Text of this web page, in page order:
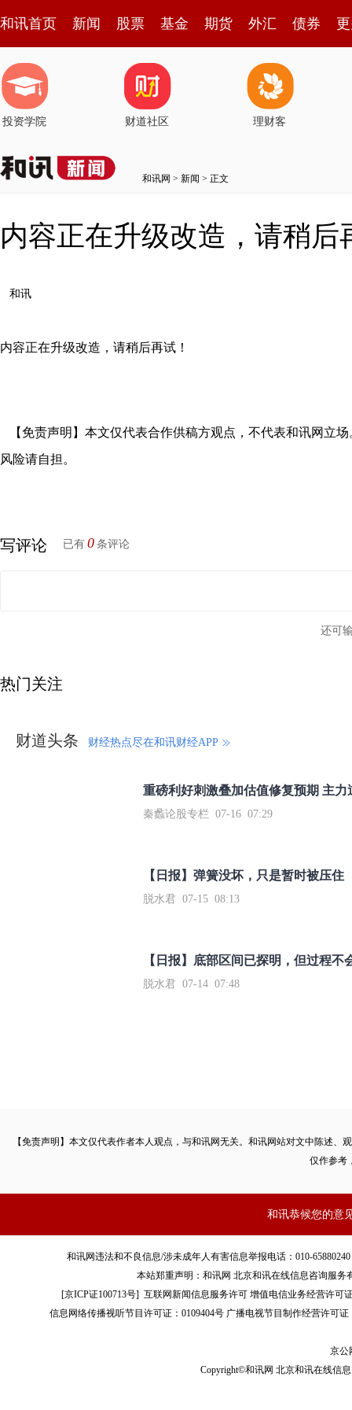
和讯首页 新闻 股票 基金 期货 外汇 债券
投资学院 财道社区 理财客
和讯网 > 新闻 > 正文
内容正在升级改造，请稍后
和讯
内容正在升级改造，请稍后再试！
【免责声明】本文仅代表合作供稿方观点，不代表和讯网立
风险请自担。
写评论 已有 0 条评论
还可
热门关注
财道头条 财经热点尽在和讯财经APP
秦蠡论股专栏 07-16 07:29
【日报】弹簧没坏，只是暂时被压住
脱水君 07-15 08:13
【日报】底部区间已探明，但过程不
脱水君 07-14 07:48
【免责声明】本文仅代表作者本人观点，与和讯网无关。和讯网站对文中陈述
仅作参考
和讯恭候您的意
和讯网违法和不良信息/涉未成年人有害信息举报电话：010-
本站郑重声明：和讯网 北京和讯在线信息咨询服
[京ICP证100713号]互联网新闻信息服务许可 增值电信业务经营许可
信息网络传播视听节目许可证：0109404号 广播电视节目制作经营许可证
京公
Copyright©和讯网 北京和讯在线信